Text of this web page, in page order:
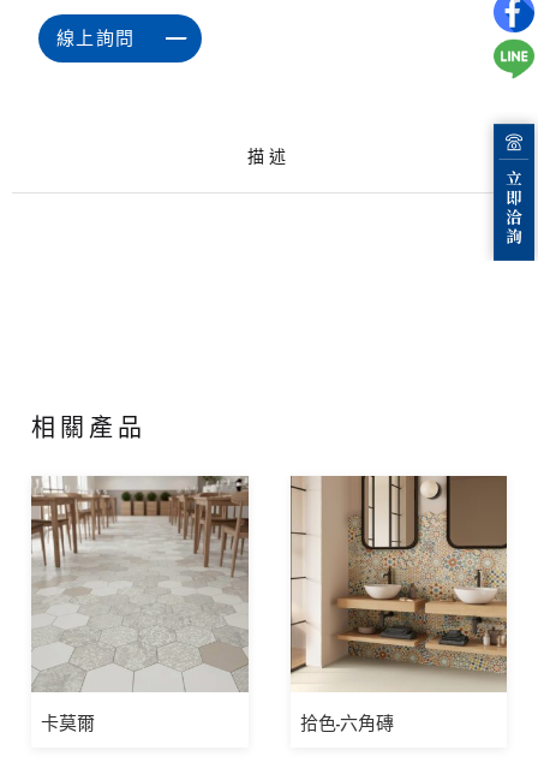
線上詢問
描述
相關產品
卡莫爾 拾色-六角磚